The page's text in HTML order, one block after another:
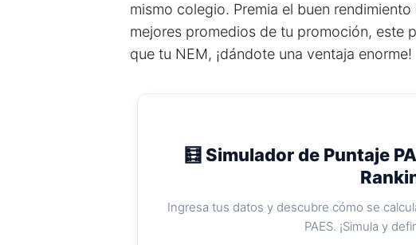
mismo colegio. Premia el buen
mejores promedios de tu promoción, este
que tu NEM, ¡dándote una ventaja enorme!
🧮 Simulador de Puntaje
Ingresa tus datos y descubre cómo se
PAES. ¡Simula y